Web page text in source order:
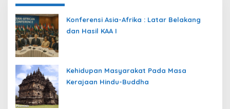
Konferensi Asia-Afrika : Latar Belakang
dan Hasil KAA I
Kehidupan Masyarakat Pada Masa
Kerajaan Hindu-Buddha